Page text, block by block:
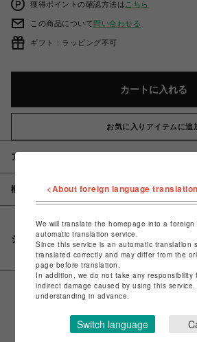
獲得ポイントの確認方法は こちら
この商品について問い合わせる
ギフト：ラッピング不可
カートに入れる
お気に入りアイテムに追
アイテム説明 / 素材
概要
シェアする
<About foreign language
We will translate the homepage into a
automatic translation service.
Since this service is an automatic translation
translated correctly and may differ from the
page before translation.
In addition, we do not take any responsibility
indirect damage caused by using this
understanding in advance.
Switch language